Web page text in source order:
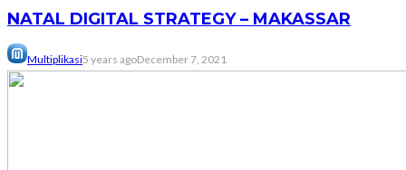
NATAL DIGITAL STRATEGY – MAKASSAR
Multiplikasi5 years agoDecember 7, 2021